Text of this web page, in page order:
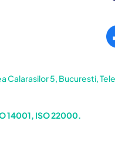
Calarasilor 5, Bucuresti,
14001, ISO 22000.